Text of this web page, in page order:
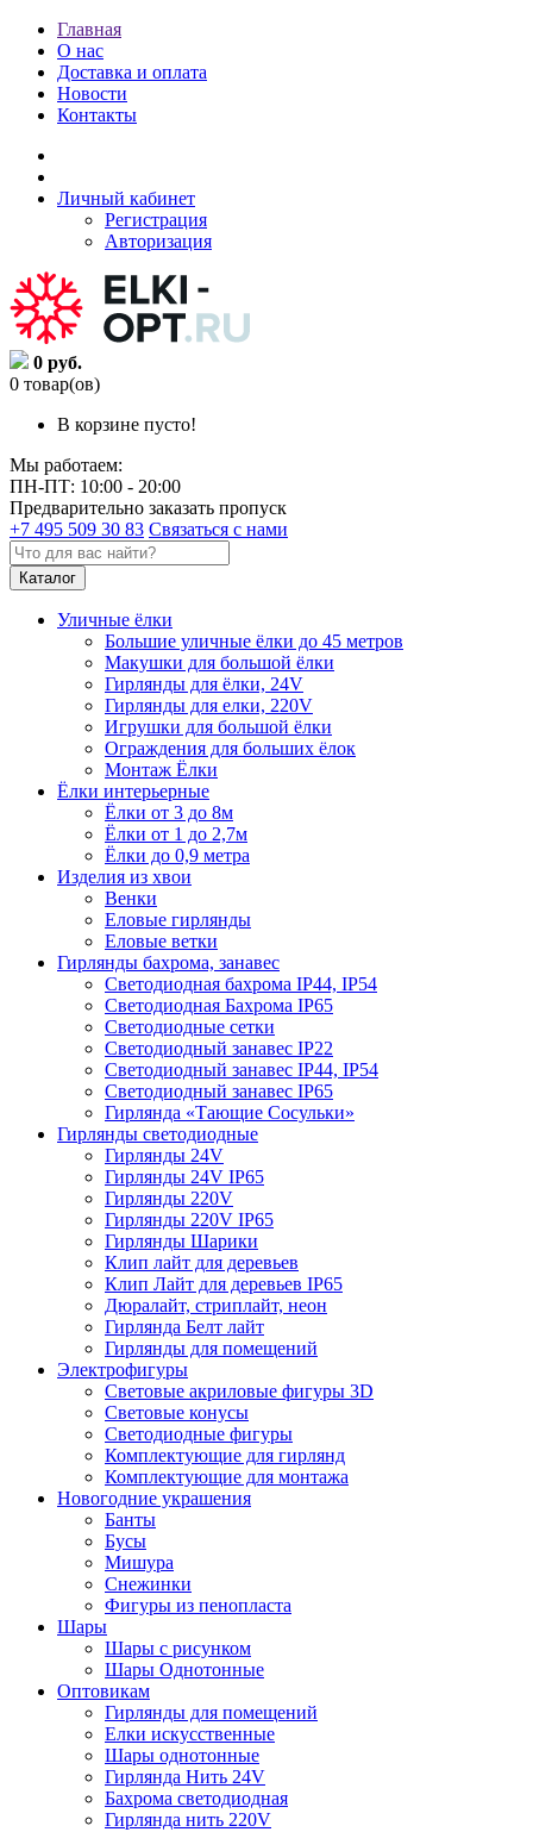
Главная
О нас
Доставка и оплата
Новости
Контакты
Личный кабинет
Регистрация
Авторизация
0 руб.
0 товар(ов)
В корзине пусто!
Мы работаем:
ПН-ПТ: 10:00 - 20:00
Предварительно заказать пропуск
+7 495 509 30 83 Связаться с нами
Каталог
Уличные ёлки
Большие уличные ёлки до 45 метров
Макушки для большой ёлки
Гирлянды для ёлки, 24V
Гирлянды для елки, 220V
Игрушки для большой ёлки
Ограждения для больших ёлок
Монтаж Ёлки
Ёлки интерьерные
Ёлки от 3 до 8м
Ёлки от 1 до 2,7м
Ёлки до 0,9 метра
Изделия из хвои
Венки
Еловые гирлянды
Еловые ветки
Гирлянды бахрома, занавес
Светодиодная бахрома IP44, IP54
Светодиодная Бахрома IP65
Светодиодные сетки
Светодиодный занавес IP22
Светодиодный занавес IP44, IP54
Светодиодный занавес IP65
Гирлянда «Тающие Сосульки»
Гирлянды светодиодные
Гирлянды 24V
Гирлянды 24V IP65
Гирлянды 220V
Гирлянды 220V IP65
Гирлянды Шарики
Клип лайт для деревьев
Клип Лайт для деревьев IP65
Дюралайт, стриплайт, неон
Гирлянда Белт лайт
Гирлянды для помещений
Электрофигуры
Световые акриловые фигуры 3D
Световые конусы
Светодиодные фигуры
Комплектующие для гирлянд
Комплектующие для монтажа
Новогодние украшения
Банты
Бусы
Мишура
Снежинки
Фигуры из пенопласта
Шары
Шары с рисунком
Шары Однотонные
Оптовикам
Гирлянды для помещений
Елки искусственные
Шары однотонные
Гирлянда Нить 24V
Бахрома светодиодная
Гирлянда нить 220V